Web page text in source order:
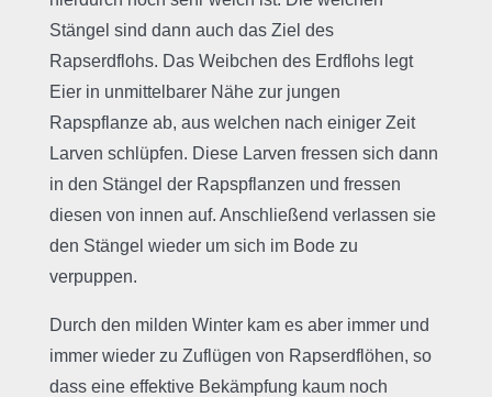
Stängel sind dann auch das Ziel des
Rapserdflohs. Das Weibchen des Erdflohs legt
Eier in unmittelbarer Nähe zur jungen
Rapspflanze ab, aus welchen nach einiger Zeit
Larven schlüpfen. Diese Larven fressen sich dann
in den Stängel der Rapspflanzen und fressen
diesen von innen auf. Anschließend verlassen sie
den Stängel wieder um sich im Bode zu
verpuppen.
Durch den milden Winter kam es aber immer und
immer wieder zu Zuflügen von Rapserdflöhen, so
dass eine effektive Bekämpfung kaum noch